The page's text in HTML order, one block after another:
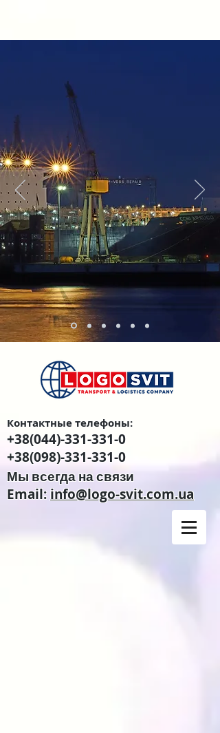
Контактные телефоны:
+38(044)-331-331-0
+38(098)-331-331-0
Мы всегда на связи
Email:info@logo-svit.com.ua